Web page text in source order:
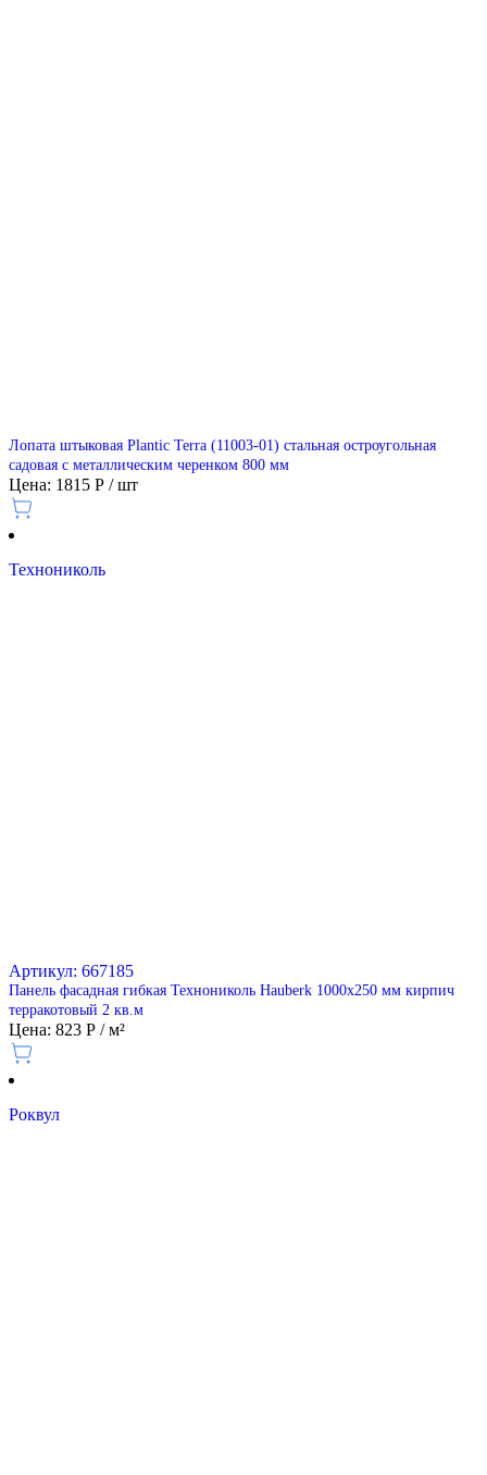
Лопата штыковая Plantic Terra (11003-01) стальная остроугольная
садовая с металлическим черенком 800 мм
Цена: 1815 Р / шт
Технониколь
Артикул: 667185
Панель фасадная гибкая Технониколь Hauberk 1000х250 мм кирпич
терракотовый 2 кв.м
Цена: 823 Р / м²
Роквул